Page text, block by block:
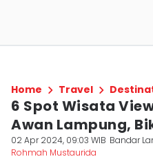
Home Travel
6 Spot Wisata
Awan Lampung,
02 Apr 2024, 09:03 WIB Bandar
Rohmah Mustaurida